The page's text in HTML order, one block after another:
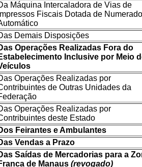
Máquina Intercaladora de Vias de
Impressos Fiscais Dotada de
Demais Disposições
Operações Realizadas Fora do
Inclusive por Meio
Operações Realizadas por
de Outras Unidades da
Operações Realizadas por
deste Estado
Feirantes e Ambulantes
Vendas a Prazo
Saídas de Mercadorias para a
de Manaus (revogado)